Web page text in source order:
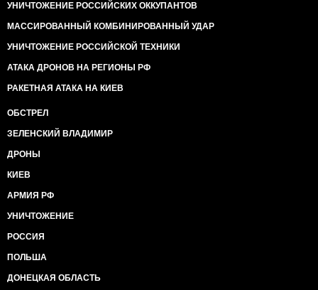
УНИЧТОЖЕНИЕ РОССИЙСКИХ ОККУПАНТОВ
МАССИРОВАННЫЙ КОМБИНИРОВАННЫЙ УДАР
УНИЧТОЖЕНИЕ РОССИЙСКОЙ ТЕХНИКИ
АТАКА ДРОНОВ НА РЕГИОНЫ РФ
РАКЕТНАЯ АТАКА НА КИЕВ
ОБСТРЕЛ
ЗЕЛЕНСКИЙ ВЛАДИМИР
ДРОНЫ
КИЕВ
АРМИЯ РФ
УНИЧТОЖЕНИЕ
РОССИЯ
ПОЛЬША
ДОНЕЦКАЯ ОБЛАСТЬ